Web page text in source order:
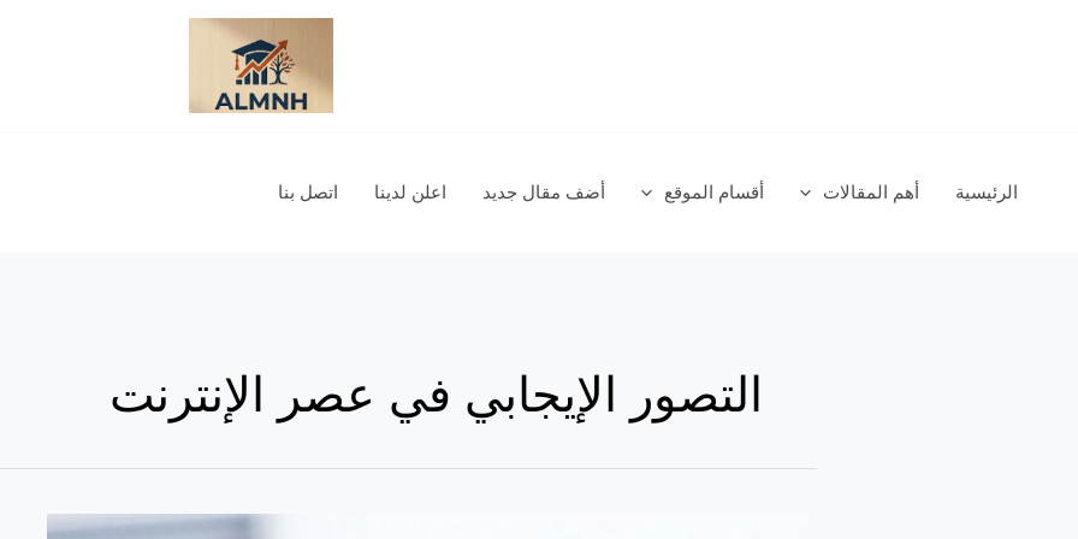
الرئيسية أهم المقالات أقسام الموقع أضف مقال جديد اعلن لدينا اتصل بنا
التصور الإيجابي في عصر الإنترنت